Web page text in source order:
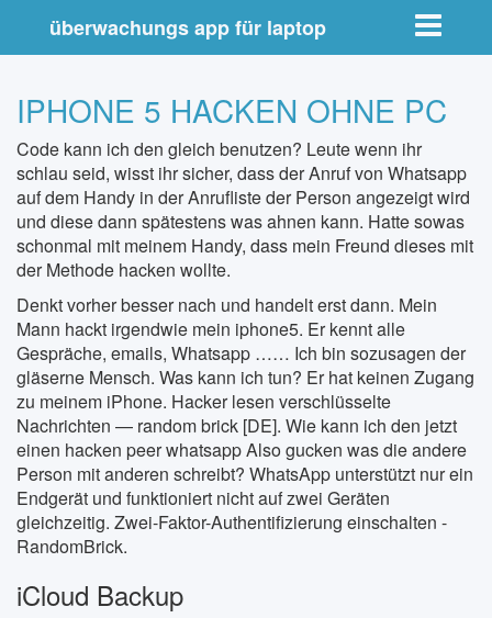
Toggle
überwachungs app für laptop
IPHONE 5 HACKEN OHNE PC
Code kann ich den gleich benutzen? Leute wenn ihr
schlau seid, wisst ihr sicher, dass der Anruf von Whatsapp
auf dem Handy in der Anrufliste der Person angezeigt wird
und diese dann spätestens was ahnen kann. Hatte sowas
schonmal mit meinem Handy, dass mein Freund dieses mit
der Methode hacken wollte.
Denkt vorher besser nach und handelt erst dann. Mein
Mann hackt irgendwie mein iphone5. Er kennt alle
Gespräche, emails, Whatsapp …… Ich bin sozusagen der
gläserne Mensch. Was kann ich tun? Er hat keinen Zugang
zu meinem iPhone. Hacker lesen verschlüsselte
Nachrichten — random brick [DE]. Wie kann ich den jetzt
einen hacken peer whatsapp Also gucken was die andere
Person mit anderen schreibt? WhatsApp unterstützt nur ein
Endgerät und funktioniert nicht auf zwei Geräten
gleichzeitig. Zwei-Faktor-Authentifizierung einschalten -
RandomBrick.
iCloud Backup